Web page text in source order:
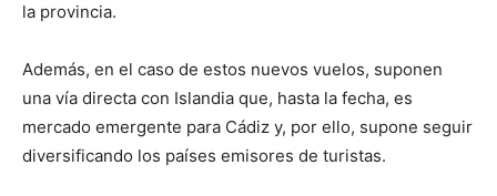
la provincia.
Además, en el caso de estos nuevos vuelos, suponen
una vía directa con Islandia que, hasta la fecha, es
mercado emergente para Cádiz y, por ello, supone seguir
diversificando los países emisores de turistas.